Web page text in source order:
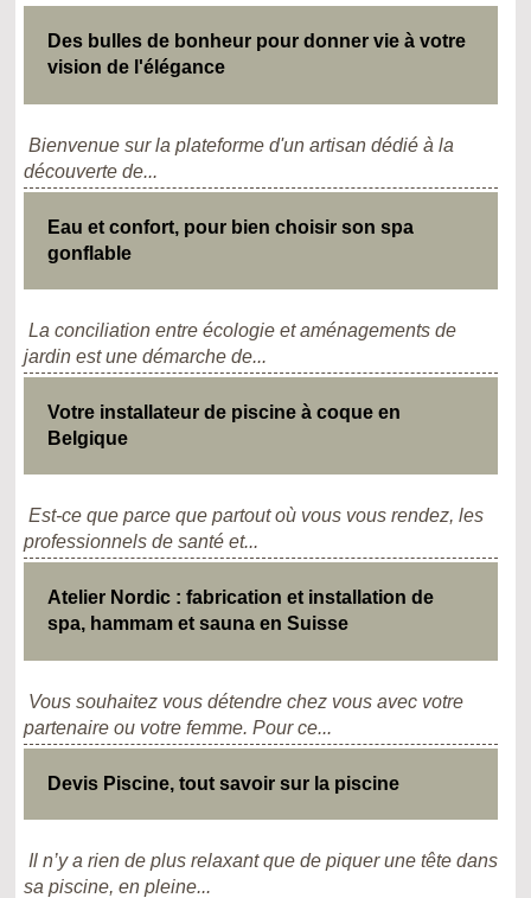
Des bulles de bonheur pour donner vie à votre
vision de l'élégance
Bienvenue sur la plateforme d'un artisan dédié à la
découverte de...
Eau et confort, pour bien choisir son spa
gonflable
La conciliation entre écologie et aménagements de
jardin est une démarche de...
Votre installateur de piscine à coque en
Belgique
Est-ce que parce que partout où vous vous rendez, les
professionnels de santé et...
Atelier Nordic : fabrication et installation de
spa, hammam et sauna en Suisse
Vous souhaitez vous détendre chez vous avec votre
partenaire ou votre femme. Pour ce...
Devis Piscine, tout savoir sur la piscine
Il n’y a rien de plus relaxant que de piquer une tête dans
sa piscine, en pleine...